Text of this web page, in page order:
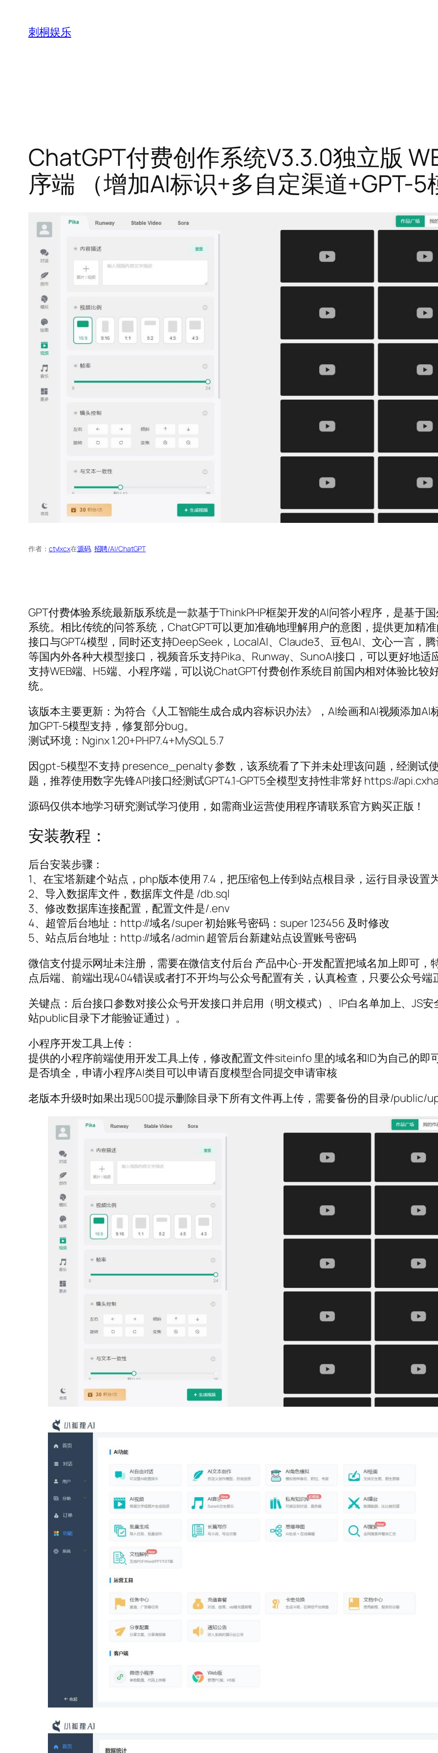
刺桐娱乐
ChatGPT付费创作系统V3.3.0独立版
序端 （增加AI标识+多自定渠道+GPT-5
作者： ctylxcx在源码, 招聘/AI/ChatGPT
GPT付费体验系统最新版系统是一款基于ThinkPHP框架开发的AI问答小程序，是基于
系统。相比传统的问答系统，ChatGPT可以更加准确地理解用户的意图，提供更加精
接口与GPT4模型，同时还支持DeepSeek，LocalAI、Claude3、豆包AI、文心一言，
等国内外各种大模型接口，视频音乐支持Pika、Runway、SunoAI接口，可以更好地
支持WEB端、H5端、小程序端，可以说ChatGPT付费创作系统目前国内相对体验比较
统。
该版本主要更新：为符合《人工智能生成合成内容标识办法》，AI绘画和AI视频添加
加GPT-5模型支持，修复部分bug。
测试环境：Nginx 1.20+PHP7.4+MySQL 5.7
因gpt-5模型不支持 presence_penalty 参数，该系统看了下并未处理该问题，经测试
题，推荐使用数字先锋API接口经测试GPT4.1-GPT5全模型支持性非常好 https://
源码仅供本地学习研究测试学习使用，如需商业运营使用程序请联系官方购买正版！
安装教程：
后台安装步骤：
1、在宝塔新建个站点，php版本使用 7.4，把压缩包上传到站点根目录，运行目录设置
2、导入数据库文件，数据库文件是 /db.sql
3、修改数据库连接配置，配置文件是/.env
4、超管后台地址：http://域名/super 初始账号密码：super 123456 及时修改
5、站点后台地址：http://域名/admin 超管后台新建站点设置账号密码
微信支付提示网址未注册，需要在微信支付后台 产品中心-开发配置把域名加上即可
点后端、前端出现404错误或者打不开均与公众号配置有关，认真检查，只要公众号
关键点：后台接口参数对接公众号开发接口并启用（明文模式）、IP白名单加上、JS
站public目录下才能验证通过）。
小程序开发工具上传：
提供的小程序前端使用开发工具上传，修改配置文件siteinfo 里的域名和ID为自己的即
是否填全，申请小程序AI类目可以申请百度模型合同提交申请审核
老版本升级时如果出现500提示删除目录下所有文件再上传，需要备份的目录/public/